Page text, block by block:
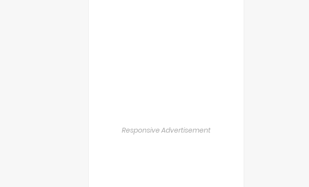
Responsive Advertisement